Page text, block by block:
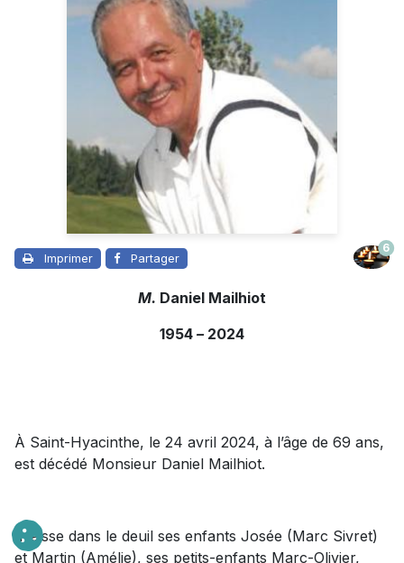
Imprimer Partager
6
M. Daniel Mailhiot
1954 – 2024
À Saint-Hyacinthe, le 24 avril 2024, à l’âge de 69 ans,
est décédé Monsieur Daniel Mailhiot.
Il laisse dans le deuil ses enfants Josée (Marc Sivret)
et Martin (Amélie), ses petits-enfants Marc-Olivier,